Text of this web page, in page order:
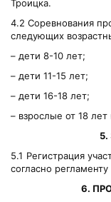
Троицка.
4.2 Соревнования
следующих
– дети 8-10 лет;
– дети 11-15 лет;
– дети 16-18 лет;
– взрослые от 18
5.1 Регистрация
согласно
6.